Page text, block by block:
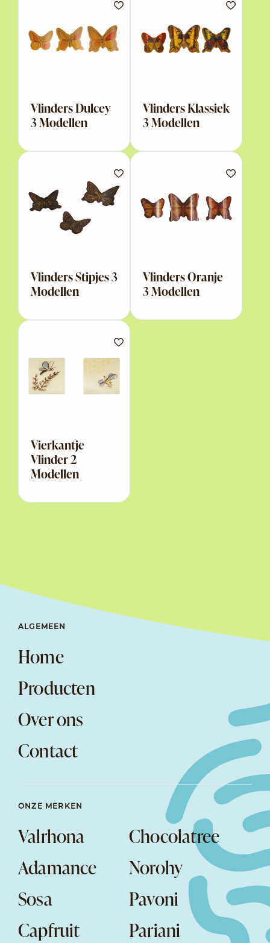
Vlinders Dulcey
3 Modellen
Vlinders Klassiek
3 Modellen
Vlinders Stipjes 3
Modellen
Vlinders Oranje
3 Modellen
Vierkantje
Vlinder 2
Modellen
ALGEMEEN
Home
Producten
Over ons
Contact
ONZE MERKEN
Valrhona
Chocolatree
Adamance
Norohy
Sosa
Pavoni
Capfruit
Pariani